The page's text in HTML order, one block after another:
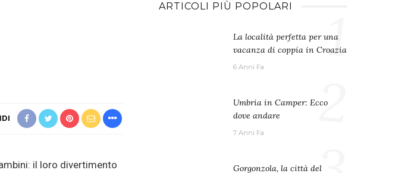
il loro divertimento
ARTICOLI PIÙ POPOLARI
La località perfetta per una
vacanza di coppia in Croazia
6 Anni Fa 1
Umbria in Camper: Ecco
dove andare
7 Anni Fa 2
Gorgonzola, la città del